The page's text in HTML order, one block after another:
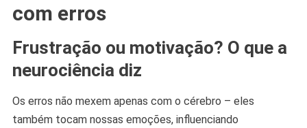
com erros
Frustração ou motivação? O que a
neurociência diz
Os erros não mexem apenas com o cérebro – eles
também tocam nossas emoções, influenciando